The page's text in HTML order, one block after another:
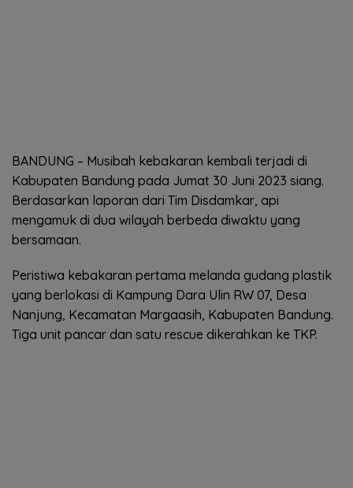
BANDUNG – Musibah kebakaran kembali terjadi di
Kabupaten Bandung pada Jumat 30 Juni 2023 siang.
Berdasarkan laporan dari Tim Disdamkar, api
mengamuk di dua wilayah berbeda diwaktu yang
bersamaan.
Peristiwa kebakaran pertama melanda gudang plastik
yang berlokasi di Kampung Dara Ulin RW 07, Desa
Nanjung, Kecamatan Margaasih, Kabupaten Bandung.
Tiga unit pancar dan satu rescue dikerahkan ke TKP.